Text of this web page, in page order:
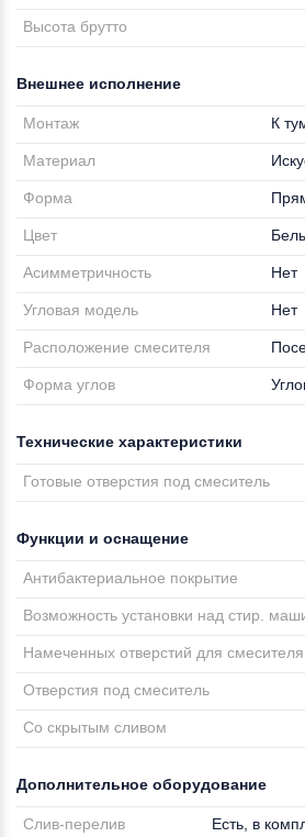
Высота брутто
Внешнее исполнение
Монтаж К
Материал
Форма
Цвет
Асимметричность Нет
Угловая модель Нет
Расположение смесителя
Форма углов
Технические характеристики
Готовые отверстия под смеситель
Функции и оснащение
Антибактериальное покрытие
Возможность установки над стир.
Намеченных отверстий для смесителя
Отверстия под смеситель
Со скрытым сливом
Дополнительное оборудование
Слив-перелив Есть, в